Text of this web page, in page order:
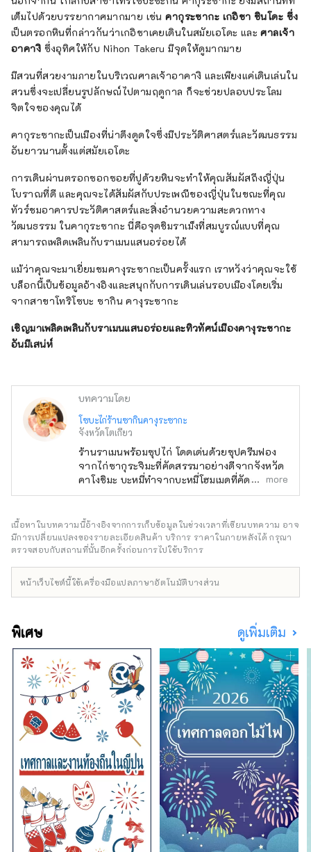
เต็มไปด้วยบรรยากาศมากมาย เช่นคากุระซากะ เกอิชา ชินโดะ ซึ่ง
เป็นตรอกหินที่กล่าวกันว่าเกอิชาเคยเดินในสมัยเอโดะ และศาลเจ้า
อาคางิ ซึ่งอุทิศให้กับ Nihon Takeru มีจุดให้ดูมากมาย
มีสวนที่สวยงามภายในบริเวณศาลเจ้าอาคางิ และเพียงแค่เดินเล่นใน
สวนซึ่งจะเปลี่ยนรูปลักษณ์ไปตามฤดูกาล ก็จะช่วยปลอบประโลม
จิตใจของคุณได้
คากุระซากะเป็นเมืองที่น่าดึงดูดใจซึ่งมีประวัติศาสตร์และวัฒนธรรม
อันยาวนานตั้งแต่สมัยเอโดะ
การเดินผ่านตรอกซอกซอยที่ปูด้วยหินจะทำให้คุณสัมผัสถึงญี่ปุ่น
โบราณที่ดี และคุณจะได้สัมผัสกับประเพณีของญี่ปุ่นในขณะที่คุณ
ทัวร์ชมอาคารประวัติศาสตร์และสิ่งอำนวยความสะดวกทาง
วัฒนธรรม ในคากุระซากะ นี่คือจุดชิมราเม็งที่สมบูรณ์แบบที่คุณ
สามารถเพลิดเพลินกับราเมนแสนอร่อยได้
แม้ว่าคุณจะมาเยี่ยมชมคางุระซากะเป็นครั้งแรก เราหวังว่าคุณจะใช้
บล็อกนี้เป็นข้อมูลอ้างอิงและสนุกกับการเดินเล่นรอบเมืองโดยเริ่ม
จากสาขาโทริโซบะ ซากิน คางุระซากะ
เชิญมาเพลิดเพลินกับราเมนแสนอร่อยและทิวทัศน์เมืองคางุระซากะ
อันมีเสน่ห์
บทความโดย
โซบะไก่ร้านซากินคางุระซากะ
จังหวัดโตเกียว
ร้านราเมนพร้อมซุปไก่ โดดเด่นด้วยซุปครีมฟอง
จากไก่ซากุระจิมะที่คัดสรรมาอย่างดีจากจังหวัด
คาโงชิมะ บะหมี่ทำจากบะหมี่โฮมเมดที่คัดสรรมา
อย่างดี และเราคำนึงถึงความเข้ากันได้กับซุป และ
คงเส้นคงวาที่ดีที่สุดในแง่ของความแน่นและการ
โต้ตอบกับซุป รากหญ้าเจ้าชู้ผัดก็เป็นหนึ่งใน
คุณสมบัติที่ทำให้เกิดสำเนียงทางศิลปะและมี
คอนเทนเนอร์และการนำเสนอซึ่งสร้างวัฒนธรรม
ด้านใน และคัปโปทำให้นึกถึงร้านอาหารญี่ปุ่น
รวมถึงการบริการลูกค้าที่แสดงออกถึงวัฒนธรรม
การต้อนรับแบบญี่ปุ่นอย่างเต็มที่ ไม่เพียงแต่มอบ
รสชาติเท่านั้น แต่ยังมอบประสบการณ์อีกด้วย
เป็นร้านราเมนยอดนิยมที่คุณสามารถสัมผัส
ประสบการณ์ญี่ปุ่นได้อย่างแท้จริง
more
เนื้อหาในบทความนี้อ้างอิงจากการเก็บข้อมูลในช่วงเวลาที่เขียนบทความ อาจ
มีการเปลี่ยนแปลงของรายละเอียดสินค้า บริการ ราคาในภายหลังได้ กรุณา
ตรวจสอบกับสถานที่นั้นอีกครั้งก่อนการไปใช้บริการ
หน้าเว็บไซต์นี้ใช้เครื่องมือแปลภาษาอัตโนมัติบางส่วน
พิเศษ ดูเพิ่มเติม